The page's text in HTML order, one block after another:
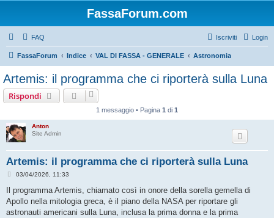
FassaForum.com
FAQ Login
Iscriviti
FassaForum Indice VAL DI FASSA - GENERALE Astronomia
Artemis: il programma che ci riporterà sulla Luna
Rispondi
1 messaggio • Pagina 1 di 1
Anton
Site Admin
Artemis: il programma che ci riporterà sulla Luna
M
s
s
a
g
03/04/2026, 11:33
Il programma Artemis, chiamato così in onore della sorella gemella di
Apollo nella mitologia greca, è il piano della NASA per riportare gli
astronauti americani sulla Luna, inclusa la prima donna e la prima